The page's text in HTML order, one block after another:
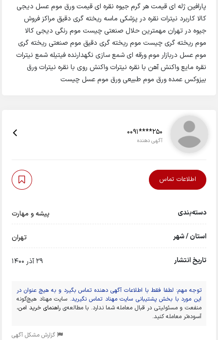
پارافین ژله ای قیمت هر گرم جیوه نقره ای قیمت ورق موم عسل دیجی
کالا کاربرد نیترات نقره در پزشکی ماسه ریخته گری دقیق مراکز فروش
جیوه در تهران مهمترین حلال صنعتی چیست موم رنگی دیجی کالا
موم ریخته گری چیست موم ریخته گری دقیق موم صنعتی ریخته گری
موم عسل دربازار موم ورقه ای شمع سازی نگهدارنده فیتیله شمع نیترات
نقره مایع واکنش آهن با نقره نیترات واکنش روی با نقره نیترات ورق
بیزوکس عمده ورق موم طبیعی ورق موم عسل چیست
0091****250
آگهی دهنده
اطلاعات تماس
دسته‌بندی پیشه و مهارت
استان / شهر تهران
تاریخ انتشار 29 آذر 1400
توجه مهم: لطفا فقط با اطلاعات آگهی دهنده تماس بگیرد و به هیچ عنوان در
این مورد با بخش پشتیبانی سایت مهناد تماس نگیرید. سایت مهناد هیچ‌گونه
منفعت و مسئولیتی در قبال معامله شما ندارد. با مطالعه‌ی راهنمای خرید امن،
آسوده‌تر معامله کنید.
گزارش مشکل آگهی